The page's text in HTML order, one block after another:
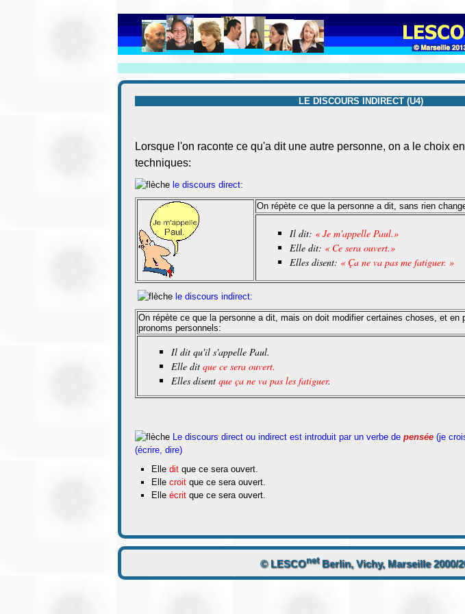
LE DISCOURS INDIRECT (U4)
Lorsque l'on raconte ce qu'a dit une autre personne, on a le choix
techniques:
le discours direct:
On répète ce que la personne a dit, sans rien
Il dit: « Je m'appelle Paul.»
Elle dit: « Ce sera ouvert.»
Elles disent: « Ça ne va pas me fatiguer. »
le discours indirect:
On répète ce que la personne a dit, mais on doit modifier certaines choses, et en
pronoms personnels:
Il dit qu'il s'appelle Paul.
Elle dit que ce sera ouvert.
Elles disent que ça ne va pas les fatiguer.
Le discours direct ou indirect est introduit par un verbe de pensée (je
(écrire, dire)
Elle dit que ce sera ouvert.
Elle croit que ce sera ouvert.
Elle écrit que ce sera ouvert.
© LESCOnetBerlin, Vichy, Marseille 2000/